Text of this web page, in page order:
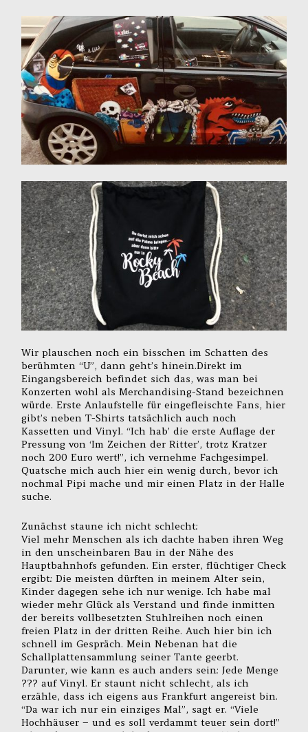
Wir plauschen noch ein bisschen im Schatten des
berühmten “U”, dann geht’s hinein.Direkt im
Eingangsbereich befindet sich das, was man bei
Konzerten wohl als Merchandising-Stand bezeichnen
würde. Erste Anlaufstelle für eingefleischte Fans, hier
gibt’s neben T-Shirts tatsächlich auch noch
Kassetten und Vinyl. “Ich hab’ die erste Auflage der
Pressung von ‘Im Zeichen der Ritter’, trotz Kratzer
noch 200 Euro wert!”, ich vernehme Fachgesimpel.
Quatsche mich auch hier ein wenig durch, bevor ich
nochmal Pipi mache und mir einen Platz in der Halle
suche.
Zunächst staune ich nicht schlecht:
Viel mehr Menschen als ich dachte haben ihren Weg
in den unscheinbaren Bau in der Nähe des
Hauptbahnhofs gefunden. Ein erster, flüchtiger Check
ergibt: Die meisten dürften in meinem Alter sein,
Kinder dagegen sehe ich nur wenige. Ich habe mal
wieder mehr Glück als Verstand und finde inmitten
der bereits vollbesetzten Stuhlreihen noch einen
freien Platz in der dritten Reihe. Auch hier bin ich
schnell im Gespräch. Mein Nebenan hat die
Schallplattensammlung seiner Tante geerbt.
Darunter, wie kann es auch anders sein: Jede Menge
??? auf Vinyl. Er staunt nicht schlecht, als ich
erzähle, dass ich eigens aus Frankfurt angereist bin.
“Da war ich nur ein einziges Mal”, sagt er. “Viele
Hochhäuser – und es soll verdammt teuer sein dort!”